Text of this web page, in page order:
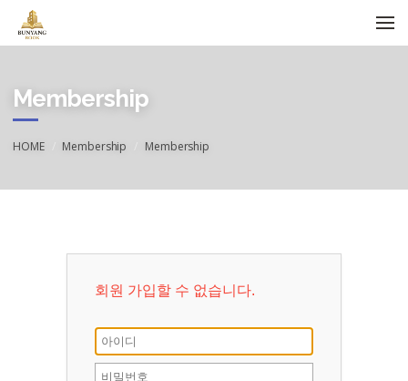
Membership
HOME Membership Membership
회원 가입할 수 없습니다.